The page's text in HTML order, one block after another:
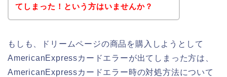
てしまった！という方はいませんか？
もしも、ドリームページの商品を購入しようとして
AmericanExpressカードエラーが出てしまった方は、
AmericanExpressカードエラー時の対処方法について